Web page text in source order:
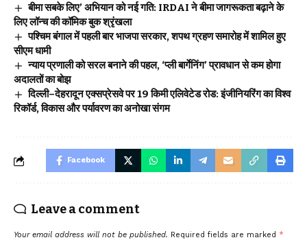
बीमा सबके लिए’ अभियान को नई गति: IRDAI ने बीमा जागरूकता बढ़ाने के
लिए लॉन्च की कॉमिक बुक श्रृंखला
पश्चिम बंगाल में पहली बार भाजपा सरकार, शपथ ग्रहण समारोह में शामिल हुए
सीएम धामी
न्याय प्रणाली को सरल बनाने की पहल, ‘प्ली बार्गेनिंग’ प्रावधान से कम होगा
अदालतों का बोझ
दिल्ली–देहरादून एक्सप्रेसवे पर 19 किमी एलिवेटेड रोड: इंजीनियरिंग का विश्व
रिकॉर्ड, विकास और पर्यावरण का अनोखा संगम
Facebook
Leave a comment
Your email address will not be published. Required fields are marked *